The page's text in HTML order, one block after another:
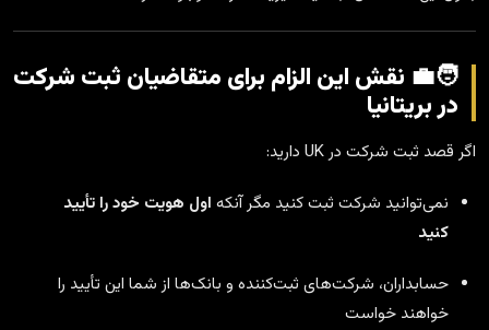
🧑‍💼 نقش این الزام برای متقاضیان ثبت شرکت
در بریتانیا
اگر قصد ثبت شرکت در UK دارید:
نمی‌توانید شرکت ثبت کنید مگر آنکه اول هویت خود را تأیید
کنید
حسابداران، شرکت‌های ثبت‌کننده و بانک‌ها از شما این تأیید را
خواهند خواست